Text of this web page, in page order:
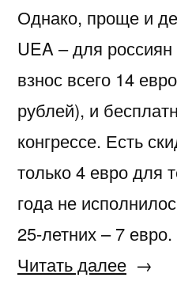
Однако, проще и
UEA – для
взнос всего 14
рублей), и
конгрессе. Есть
только 4 евро для
года не
25-летних – 7 евро.
Читать далее«La